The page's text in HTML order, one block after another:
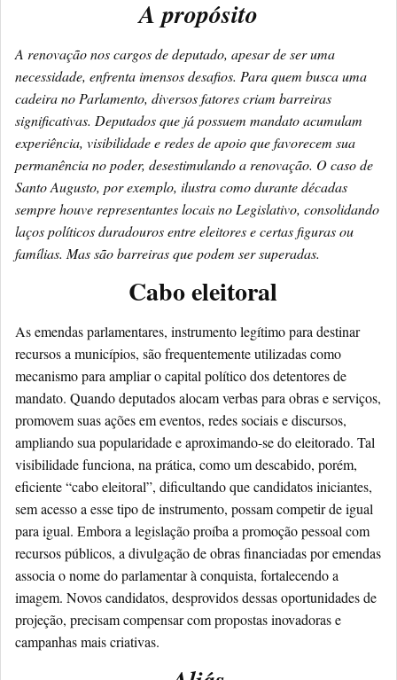
A propósito
A renovação nos cargos de deputado, apesar de ser uma
necessidade, enfrenta imensos desafios. Para quem busca uma
cadeira no Parlamento, diversos fatores criam barreiras
significativas. Deputados que já possuem mandato acumulam
experiência, visibilidade e redes de apoio que favorecem sua
permanência no poder, desestimulando a renovação. O caso de
Santo Augusto, por exemplo, ilustra como durante décadas
sempre houve representantes locais no Legislativo, consolidando
laços políticos duradouros entre eleitores e certas figuras ou
famílias. Mas são barreiras que podem ser superadas.
Cabo eleitoral
As emendas parlamentares, instrumento legítimo para destinar
recursos a municípios, são frequentemente utilizadas como
mecanismo para ampliar o capital político dos detentores de
mandato. Quando deputados alocam verbas para obras e serviços,
promovem suas ações em eventos, redes sociais e discursos,
ampliando sua popularidade e aproximando-se do eleitorado. Tal
visibilidade funciona, na prática, como um descabido, porém,
eficiente “cabo eleitoral”, dificultando que candidatos iniciantes,
sem acesso a esse tipo de instrumento, possam competir de igual
para igual. Embora a legislação proíba a promoção pessoal com
recursos públicos, a divulgação de obras financiadas por emendas
associa o nome do parlamentar à conquista, fortalecendo a
imagem. Novos candidatos, desprovidos dessas oportunidades de
projeção, precisam compensar com propostas inovadoras e
campanhas mais criativas.